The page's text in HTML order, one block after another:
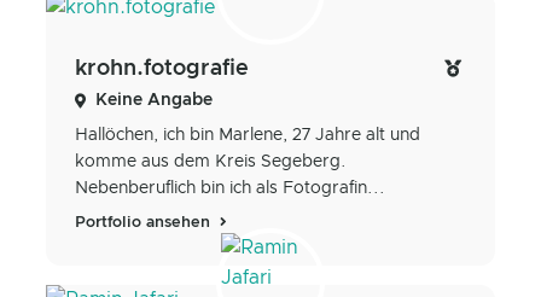
krohn.fotografie
Keine Angabe
Hallöchen, ich bin Marlene, 27 Jahre alt und
komme aus dem Kreis Segeberg.
Nebenberuflich bin ich als Fotografin...
Portfolio ansehen